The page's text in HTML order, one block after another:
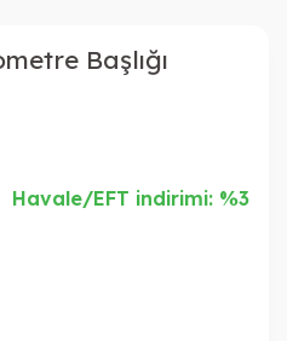
Başlığı
Havale/EFT indirimi: %3